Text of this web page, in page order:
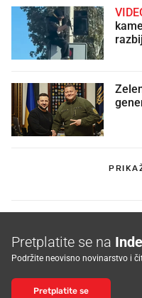
Pretplatite se na
Podržite neovisno novinarstvo i
Pretplatite se